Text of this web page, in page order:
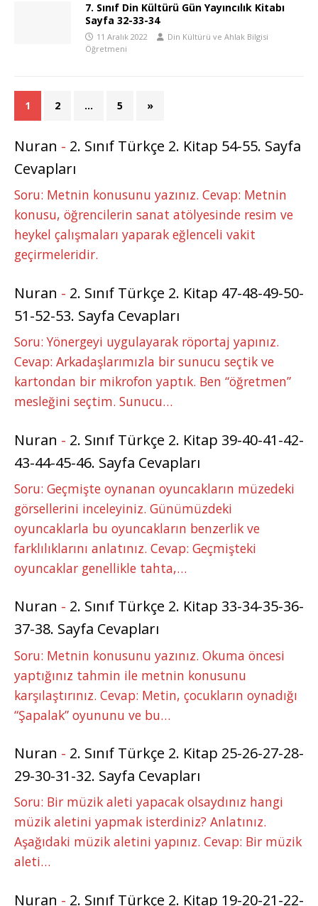
7. Sınıf Din Kültürü Gün Yayıncılık Kitabı
Sayfa 32-33-34
11 Aralık 2022
Din Kültürü ve Ahlak Bilgisi
Öğretmeni
1 2 … 5 »
Nuran - 2. Sınıf Türkçe 2. Kitap 54-55. Sayfa
Cevapları
Soru: Metnin konusunu yazınız. Cevap: Metnin
konusu, öğrencilerin sanat atölyesinde resim ve
heykel çalışmaları yaparak eğlenceli vakit
geçirmeleridir.
Nuran - 2. Sınıf Türkçe 2. Kitap 47-48-49-50-
51-52-53. Sayfa Cevapları
Soru: Yönergeyi uygulayarak röportaj yapınız.
Cevap: Arkadaşlarımızla bir sunucu seçtik ve
kartondan bir mikrofon yaptık. Ben “öğretmen”
mesleğini seçtim. Sunucu…
Nuran - 2. Sınıf Türkçe 2. Kitap 39-40-41-42-
43-44-45-46. Sayfa Cevapları
Soru: Geçmişte oynanan oyuncakların müzedeki
görsellerini inceleyiniz. Günümüzdeki
oyuncaklarla bu oyuncakların benzerlik ve
farklılıklarını anlatınız. Cevap: Geçmişteki
oyuncaklar genellikle tahta,…
Nuran - 2. Sınıf Türkçe 2. Kitap 33-34-35-36-
37-38. Sayfa Cevapları
Soru: Metnin konusunu yazınız. Okuma öncesi
yaptığınız tahmin ile metnin konusunu
karşılaştırınız. Cevap: Metin, çocukların oynadığı
“Şapalak” oyununu ve bu…
Nuran - 2. Sınıf Türkçe 2. Kitap 25-26-27-28-
29-30-31-32. Sayfa Cevapları
Soru: Bir müzik aleti yapacak olsaydınız hangi
müzik aletini yapmak isterdiniz? Anlatınız.
Aşağıdaki müzik aletini yapınız. Cevap: Bir müzik
aleti…
Nuran - 2. Sınıf Türkçe 2. Kitap 19-20-21-22-